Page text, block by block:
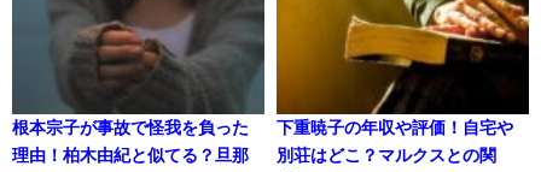
根本宗子が事故で怪我を負った
理由！柏木由紀と似てる？旦那
下重暁子の年収や評価！自宅や
別荘はどこ？マルクスとの関